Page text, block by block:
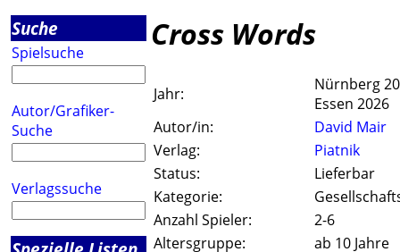
Suche
Spielsuche
Autor/Grafiker-
Suche
Verlagssuche
Cross Words
Jahr:
Nürnberg
Essen 2026
Autor/in:
David Mair
Verlag:
Piatnik
Status:
Lieferbar
Kategorie:
Anzahl Spieler:
2-6
Altersgruppe:
ab 10 Jahre